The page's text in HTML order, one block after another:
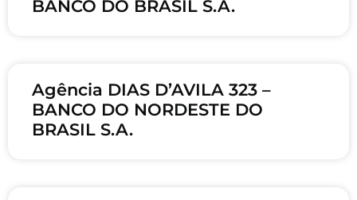
BANCO DO BRASIL S.A.
Agência DIAS D’AVILA 323 –
BANCO DO NORDESTE DO
BRASIL S.A.